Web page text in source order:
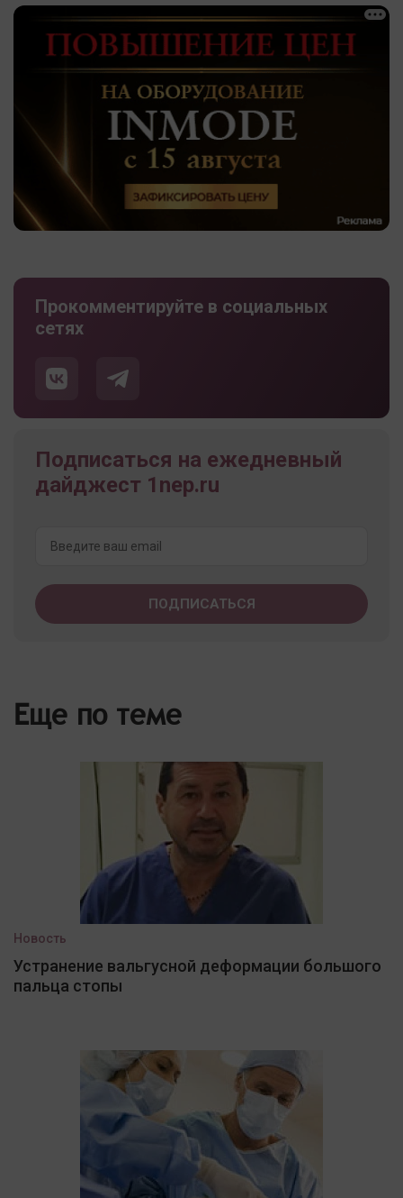
Прокомментируйте в социальных
сетях
Подписаться на ежедневный
дайджест 1nep.ru
Еще по теме
Новость
Устранение вальгусной деформации большого
пальца стопы